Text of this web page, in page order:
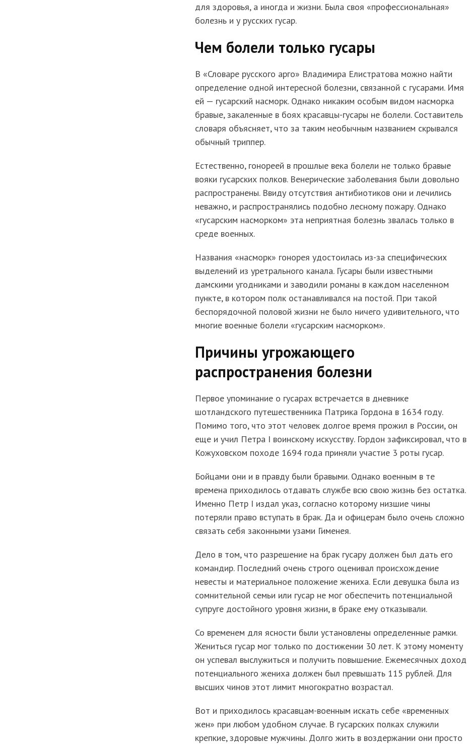
для здоровья, а иногда и жизни. Была своя «профессиональная»
болезнь и у русских гусар.
Чем болели только гусары
В «Словаре русского арго» Владимира Елистратова можно найти
определение одной интересной болезни, связанной с гусарами. Имя
ей — гусарский насморк. Однако никаким особым видом насморка
бравые, закаленные в боях красавцы-гусары не болели. Составитель
словаря объясняет, что за таким необычным названием скрывался
обычный триппер.
Естественно, гонореей в прошлые века болели не только бравые
вояки гусарских полков. Венерические заболевания были довольно
распространены. Ввиду отсутствия антибиотиков они и лечились
неважно, и распространялись подобно лесному пожару. Однако
«гусарским насморком» эта неприятная болезнь звалась только в
среде военных.
Названия «насморк» гонорея удостоилась из-за специфических
выделений из уретрального канала. Гусары были известными
дамскими угодниками и заводили романы в каждом населенном
пункте, в котором полк останавливался на постой. При такой
беспорядочной половой жизни не было ничего удивительного, что
многие военные болели «гусарским насморком».
Причины угрожающего
распространения болезни
Первое упоминание о гусарах встречается в дневнике
шотландского путешественника Патрика Гордона в 1634 году.
Помимо того, что этот человек долгое время прожил в России, он
еще и учил Петра I воинскому искусству. Гордон зафиксировал, что в
Кожуховском походе 1694 года приняли участие 3 роты гусар.
Бойцами они и в правду были бравыми. Однако военным в те
времена приходилось отдавать службе всю свою жизнь без остатка.
Именно Петр I издал указ, согласно которому низшие чины
потеряли право вступать в брак. Да и офицерам было очень сложно
связать себя законными узами Гименея.
Дело в том, что разрешение на брак гусару должен был дать его
командир. Последний очень строго оценивал происхождение
невесты и материальное положение жениха. Если девушка была из
сомнительной семьи или гусар не мог обеспечить потенциальной
супруге достойного уровня жизни, в браке ему отказывали.
Со временем для ясности были установлены определенные рамки.
Жениться гусар мог только по достижении 30 лет. К этому моменту
он успевал выслужиться и получить повышение. Ежемесячных доход
потенциального жениха должен был превышать 115 рублей. Для
высших чинов этот лимит многократно возрастал.
Вот и приходилось красавцам-военным искать себе «временных
жен» при любом удобном случае. В гусарских полках служили
крепкие, здоровые мужчины. Долго жить в воздержании они просто